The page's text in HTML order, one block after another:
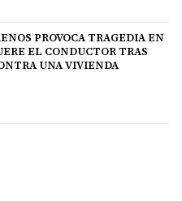
PROVOCA TRAGEDIA EN
EL CONDUCTOR TRAS
UNA VIVIENDA